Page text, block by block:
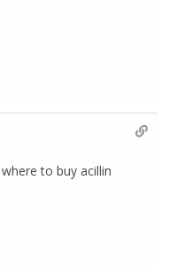
where to buy acillin